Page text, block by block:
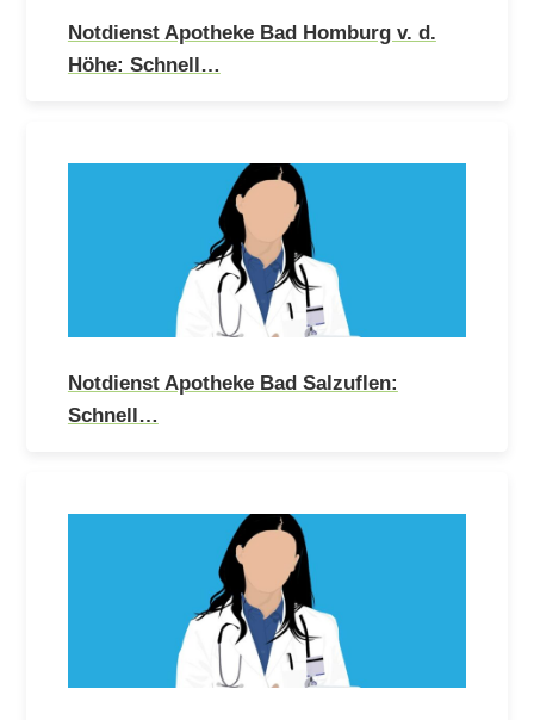
Notdienst Apotheke Bad Homburg v. d.
Höhe: Schnell…
Notdienst Apotheke Bad Salzuflen:
Schnell…